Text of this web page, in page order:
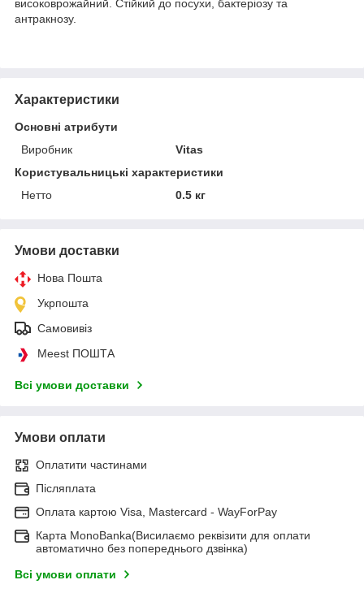
високоврожайний. Стійкий до посухи, бактеріозу та
антракнозу.
Характеристики
Основні атрибути
Виробник
Vitas
Користувальницькі характеристики
Нетто
0.5 кг
Умови доставки
Нова Пошта
Укрпошта
Самовивіз
Meest ПОШТА
Всі умови доставки
Умови оплати
Оплатити частинами
Післяплата
Оплата картою Visa, Mastercard - WayForPay
Карта MonoBanka(Висилаємо реквізити для оплати
автоматично без попереднього дзвінка)
Всі умови оплати